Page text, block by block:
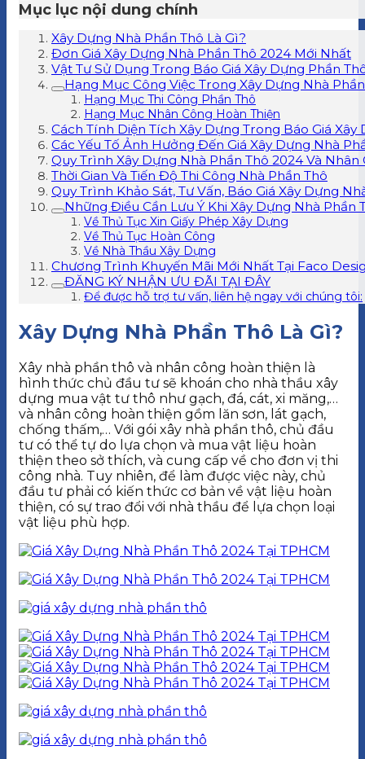
Mục lục nội dung chính
Xây Dựng Nhà Phần Thô Là Gì?
Đơn Giá Xây Dựng Nhà Phần Thô 2024 Mới Nhất
Vật Tư Sử Dụng Trong Báo Giá Xây Dựng Phần
Hạng Mục Công Việc Trong Xây Dựng Nhà
Hạng Mục Thi Công Phần Thô
Hạng Mục Nhân Công Hoàn Thiện
Cách Tính Diện Tích Xây Dựng Trong Báo Giá
Các Yếu Tố Ảnh Hưởng Đến Giá Xây Dựng Nhà
Quy Trình Xây Dựng Nhà Phần Thô 2024 Và Nhân
Thời Gian Và Tiến Độ Thi Công Nhà Phần Thô
Quy Trình Khảo Sát, Tư Vấn, Báo Giá Xây Dựng
Những Điều Cần Lưu Ý Khi Xây Dựng Nhà Phần
Về Thủ Tục Xin Giấy Phép Xây Dựng
Về Thủ Tục Hoàn Công
Về Nhà Thầu Xây Dựng
Chương Trình Khuyến Mãi Mới Nhất Tại Faco
ĐĂNG KÝ NHẬN ƯU ĐÃI TẠI ĐÂY
Để được hỗ trợ tư vấn, liên hệ ngay với chúng tôi:
Xây Dựng Nhà Phần Thô Là Gì?
Xây nhà phần thô và nhân công hoàn thiện là
hình thức chủ đầu tư sẽ khoán cho nhà thầu xây
dựng mua vật tư thô như gạch, đá, cát, xi măng,…
và nhân công hoàn thiện gồm lăn sơn, lát gạch,
chống thấm,… Với gói xây nhà phần thô, chủ đầu
tư có thể tự do lựa chọn và mua vật liệu hoàn
thiện theo sở thích, và cung cấp về cho đơn vị thi
công nhà. Tuy nhiên, để làm được việc này, chủ
đầu tư phải có kiến thức cơ bản về vật liệu hoàn
thiện, có sự trao đổi với nhà thầu để lựa chọn loại
vật liệu phù hợp.